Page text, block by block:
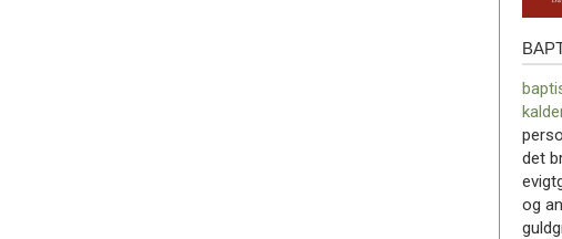
det
og